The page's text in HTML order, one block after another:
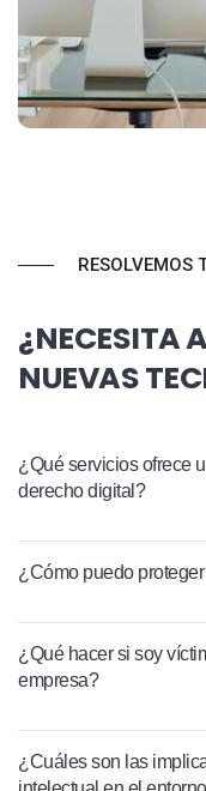
RESOLVEMOS
¿NECESITA
NUEVAS
¿Qué servicios ofrece
derecho digital?
¿Cómo puedo
¿Qué hacer si soy
empresa?
¿Cuáles son las